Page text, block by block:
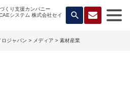
くり支援カンパニー
システム 株式会社セイ
search
ジャパン > メディア > 素材産業